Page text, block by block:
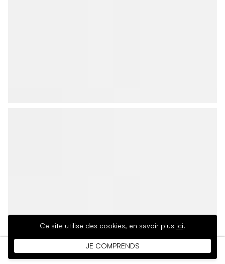
Ce site utilise des cookies, en savoir plus ici.
JE COMPRENDS